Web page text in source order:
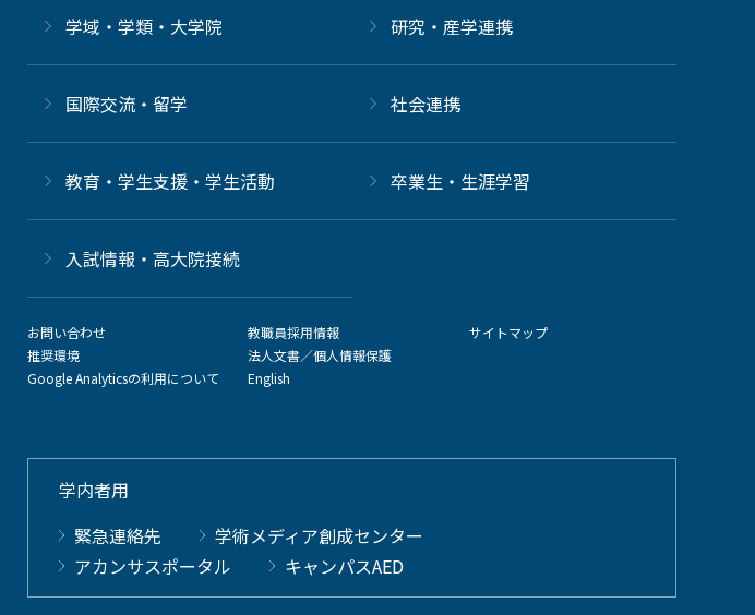
学域・学類・大学院 研究・産学連携
国際交流・留学 社会連携
教育・学生支援・学生活動 卒業生・生涯学習
⼊試情報・高大院接続
お問い合わせ
推奨環境
Google Analyticsの利用について
教職員採用情報
法人文書／個人情報保護
English
サイトマップ
学内者用
緊急連絡先
学術メディア創成センター
アカンサスポータル
キャンパスAED